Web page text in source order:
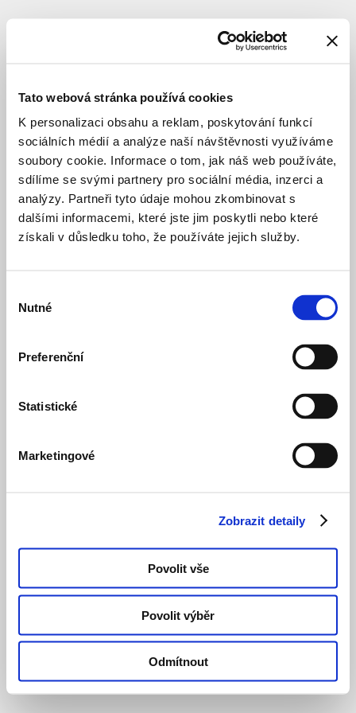
Tato webová stránka používá cookies
K personalizaci obsahu a reklam, poskytování funkcí
sociálních médií a analýze naší návštěvnosti využíváme
soubory cookie. Informace o tom, jak náš web používáte,
sdílíme se svými partnery pro sociální média, inzerci a
analýzy. Partneři tyto údaje mohou zkombinovat s
dalšími informacemi, které jste jim poskytli nebo které
získali v důsledku toho, že používáte jejich služby.
souhlasu
Nutné
Preferenční
Statistické
Marketingové
Zobrazit detaily
Povolit vše
Povolit výběr
Odmítnout
SUBJECT
s.r.o.
architect
SPORT AND LEISURE STUDY
5 years ago
ASK
Slavia
Praha
CONSTRUCTION
COMPLETED
Pražská